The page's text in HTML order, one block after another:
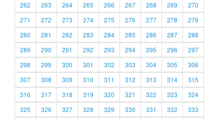
262
263 264 265 266 267 268 269
270
271
272 273 274 275 276 277 278
279
280
281 282 283 284 285 286 287
288
289
290 291 292 293 294 295 296
297
298
299 300 301 302 303 304 305
306
307
308 309 310 311 312 313 314
315
316
317 318 319 320 321 322 323
324
325
326 327 328 329 330 331 332 333